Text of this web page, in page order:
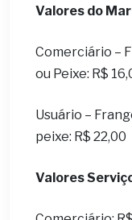
Valores do
Comerciário –
ou Peixe: R$
Usuário –
peixe: R$ 22,00
Valores